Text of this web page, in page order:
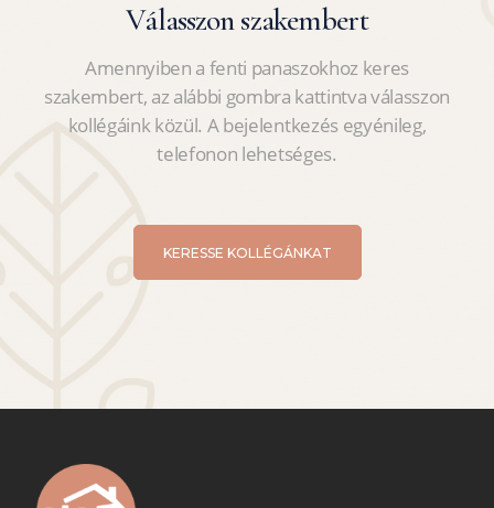
Válasszon szakembert
Amennyiben a fenti panaszokhoz keres
szakembert, az alábbi gombra kattintva válasszon
kollégáink közül. A bejelentkezés egyénileg,
telefonon lehetséges.
KERESSE KOLLÉGÁNKAT